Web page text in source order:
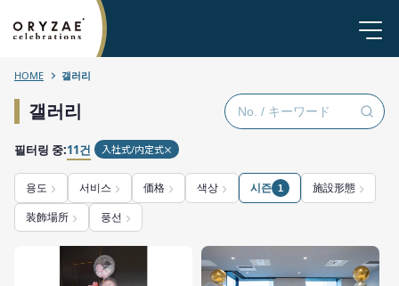
HOME 갤러리
갤러리
필터링 중:11건 入社式/内定式
용도 서비스 価格 색상 시즌 1 施設形態
装飾場所 풍선